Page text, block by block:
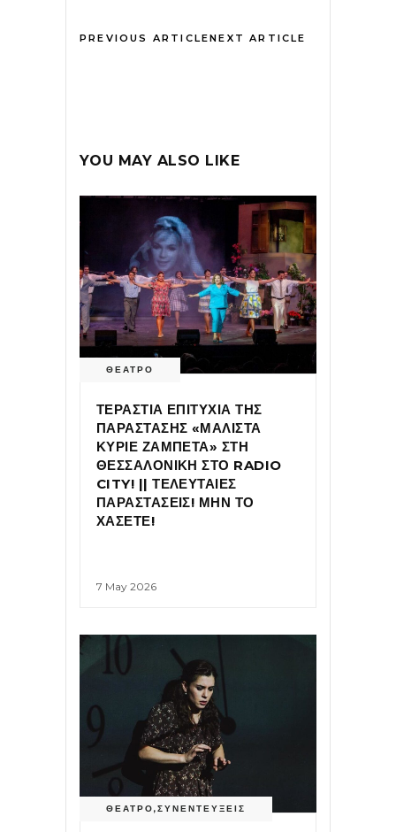
PREVIOUS ARTICLENEXT ARTICLE
YOU MAY ALSO LIKE
ΘΕΑΤΡΟ
ΤΕΡΑΣΤΙΑ ΕΠΙΤΥΧΙΑ ΤΗΣ
ΠΑΡΑΣΤΑΣΗΣ «ΜΑΛΙΣΤΑ
ΚΥΡΙΕ ΖΑΜΠΕΤΑ» ΣΤΗ
ΘΕΣΣΑΛΟΝΙΚΗ ΣΤΟ RADIO
CITY! || ΤΕΛΕΥΤΑΙΕΣ
ΠΑΡΑΣΤΑΣΕΙΣ! ΜΗΝ ΤΟ
ΧΑΣΕΤΕ!
7 May 2026
ΘΕΑΤΡΟ,ΣΥΝΕΝΤΕΥΞΕΙΣ